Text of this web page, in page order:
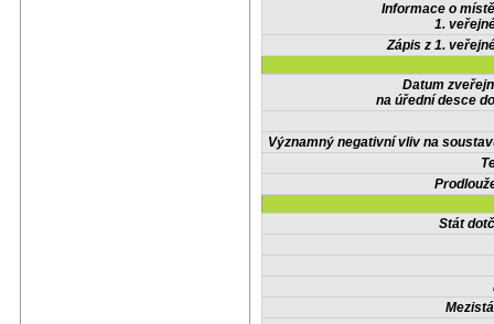
Informace o
1.
Zápis z 1.
Datum
na úřední desce
Významný negativní vliv na
Stát